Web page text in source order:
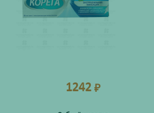
1242 ₽